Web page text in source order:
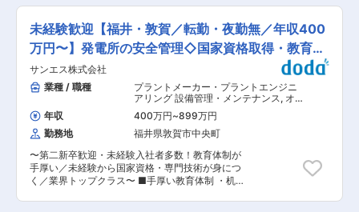
シェア70％以上！国の安全を守る総合セキュリテ
ィサービス／ 当社は、セコム・東電・関電・中電
の出資により設立された民間企業でありながら、
原子力発電所を守るという社会的使命をもってい
ます。その実績は、地域社会や国から高い評価を
獲得しており、原子力発電所における国内シェア
は70％以上。テロや犯罪から原子力発電所を守る
セキュリティシステムの開発に取り組み、「シス
テム」と「人材」の総合セキュリティサービスを
実現しています。 変更の範囲：会社の定める業務
画、設計、設計の照査・管理、工事監理業務をお
任せいたします。 今回はポジションサーチ求人と
して、土木に関わる何かしらのご経験がある方を
企業様に検討いただきます。 ※ご経験に応じ、以
下業務いずれかをアサイン予定 【変更の範囲：ジ
ョブローテーションに合わせてその他当社業務全
般（出向等含む）に従事いただく可能性あり】 ■
採用背景： 当社は発電設備や送配電設備・その他
業務設備（事務所や本・支社ビル、寮社宅など）
と複数の建物を保有しております。主に発電所に
て老朽化が進んでいる兼ね合いから建て替えなど
の建設計画が増加しており、そこに向けた増員と
なります。 発注者側にて大規模プロジェクトに携
わりたいといった想いをお持ちの方は是非ご応募
ください。 ■働き方：平均残業全社21時間、スー
パーフレックス、リモートワーク、有給9割取得
未経験歓迎【福井・敦賀／転勤・夜勤無／年収400
万円〜】発電所の安全管理◇国家資格取得・教育体
制◎
サンエス株式会社
業種 / 職種
プラントメーカー・プラントエンジニ
アリング 設備管理・メンテナンス, オ
ペレーション・試運転 メンテナンス
年収 400万円~899万円
勤務地
福井県敦賀市中央町
〜第二新卒歓迎・未経験入社者多数！教育体制が
手厚い／未経験から国家資格・専門技術が身につ
く／業界トップクラス〜 ■手厚い教育体制 ・机